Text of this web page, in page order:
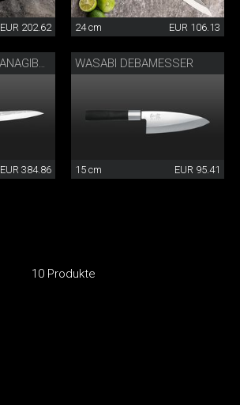
EUR 202.62 24 cm EUR 106.13
EUR 384.86
WASABI DEBAMESSER
15 cm EUR 95.41
10 Produkte